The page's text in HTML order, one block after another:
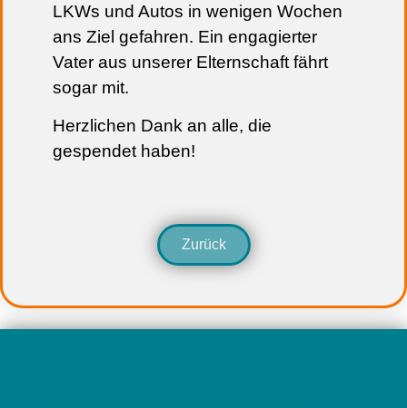
LKWs und Autos in wenigen Wochen
ans Ziel gefahren. Ein engagierter
Vater aus unserer Elternschaft fährt
sogar mit.
Herzlichen Dank an alle, die
gespendet haben!
Zurück